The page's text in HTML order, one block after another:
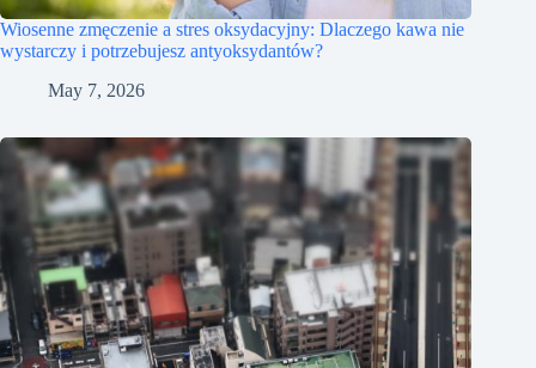
Wiosenne zmęczenie a stres oksydacyjny: Dlaczego kawa nie
wystarczy i potrzebujesz antyoksydantów?
May 7, 2026